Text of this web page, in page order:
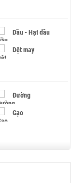
Dầu - Hạt dầu
Dệt may
Đường
Gạo